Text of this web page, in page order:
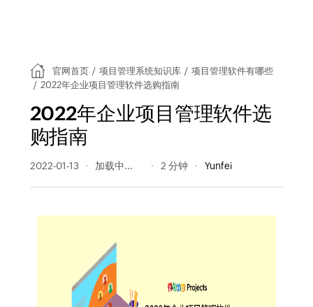
官网首页 / 项目管理系统知识库 / 项目管理软件有哪些
/ 2022年企业项目管理软件选购指南
2022年企业项目管理软件选
购指南
2022-01-13 286 阅读量 2 分钟 Yunfei